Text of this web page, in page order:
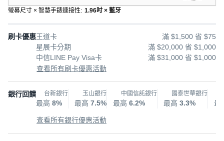
螢幕尺寸 × 智慧手錶連接性: 1.96吋 × 藍牙
刷卡優惠王道卡
滿 $1,500 省 $75
星展卡分期
滿 $20,000 省 $1,000
中信LINE Pay Visa卡
滿 $31,000 省 $1,000
查看所有刷卡優惠活動
銀行回饋 台新銀行
最高 8%
玉山銀行
最高 7.5%
中國信託銀行
最高 6.2%
國泰世華銀行
最高 3.3% 最
查看所有銀行優惠活動